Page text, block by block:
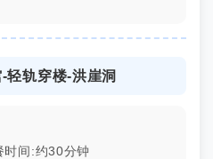
轻轨穿楼-洪崖洞
间:约30分钟